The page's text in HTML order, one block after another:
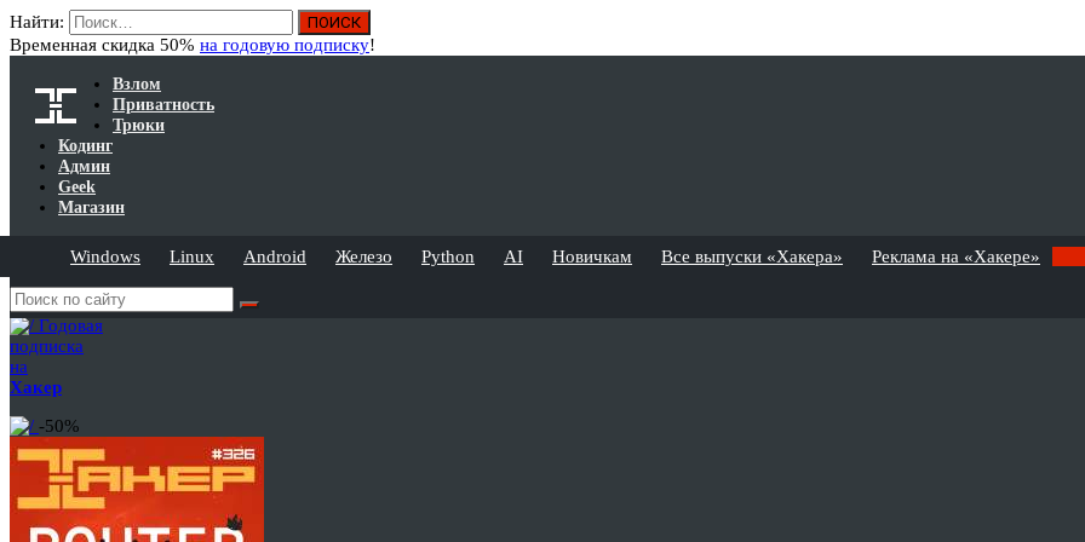
Найти:
Временная скидка 50% на годовую подписку!
Взлом
Приватность
Трюки
Кодинг
Админ
Geek
Магазин
Windows Linux Android Железо Python AI Новичкам Все выпуски «Хакера» Реклама на «Хакере»
Годовая
подписка
на
Хакер
-50%